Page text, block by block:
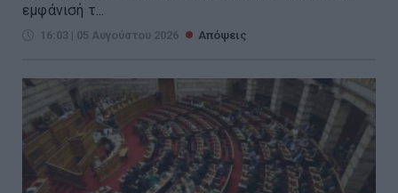
εμφάνισή τ...
16:03 | 05 Αυγούστου 2026 Απόψεις